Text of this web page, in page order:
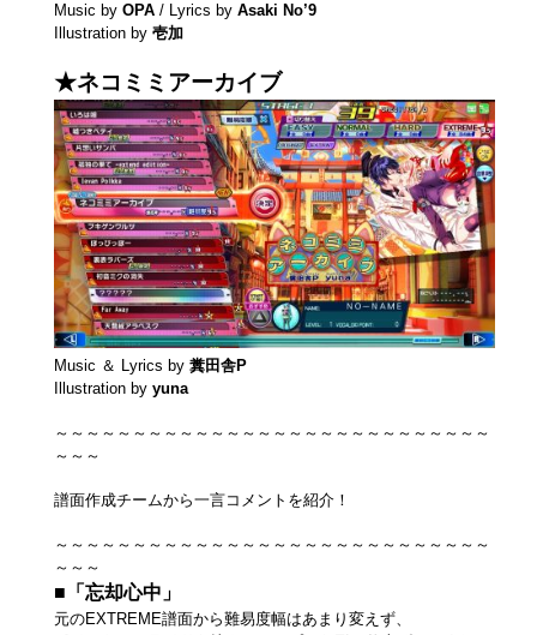
Music by OPA / Lyrics by Asaki No’9
Illustration by 壱加
★ネコミミアーカイブ
Music ＆ Lyrics by 糞田舎P
Illustration by yuna
～～～～～～～～～～～～～～～～～～～～～～～～～～～～
～～～
譜面作成チームから一言コメントを紹介！
～～～～～～～～～～～～～～～～～～～～～～～～～～～～
～～～
■「忘却心中」
元のEXTREME譜面から難易度幅はあまり変えず、